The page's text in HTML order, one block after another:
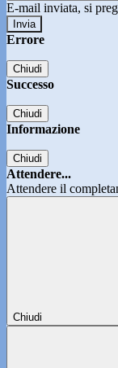
E-mail inviata, si
Errore
Chiudi
Successo
Chiudi
Informazione
Chiudi
Attendere...
Attendere il
Chiudi